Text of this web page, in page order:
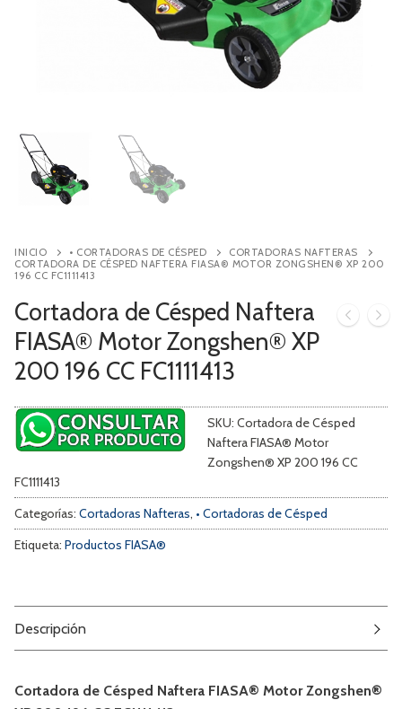
Contacto
INICIO • CORTADORAS DE CÉSPED
CORTADORAS NAFTERAS
CORTADORA DE CÉSPED NAFTERA FIASA® MOTOR ZONGSHEN® XP 200
196 CC FC1111413
Cortadora de Césped Naftera
FIASA® Motor Zongshen® XP
200 196 CC FC1111413
SKU: Cortadora de Césped
Naftera FIASA® Motor
Zongshen® XP 200 196 CC
FC1111413
Categorías: Cortadoras Nafteras, • Cortadoras de Césped
Etiqueta: Productos FIASA®
Descripción
Cortadora de Césped Naftera FIASA® Motor Zongshen®